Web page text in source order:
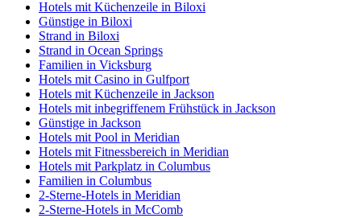
Hotels mit Küchenzeile in Biloxi
Günstige in Biloxi
Strand in Biloxi
Strand in Ocean Springs
Familien in Vicksburg
Hotels mit Casino in Gulfport
Hotels mit Küchenzeile in Jackson
Hotels mit inbegriffenem Frühstück in Jackson
Günstige in Jackson
Hotels mit Pool in Meridian
Hotels mit Fitnessbereich in Meridian
Hotels mit Parkplatz in Columbus
Familien in Columbus
2-Sterne-Hotels in Meridian
2-Sterne-Hotels in McComb